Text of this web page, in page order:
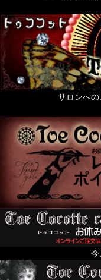
サロンへの
今